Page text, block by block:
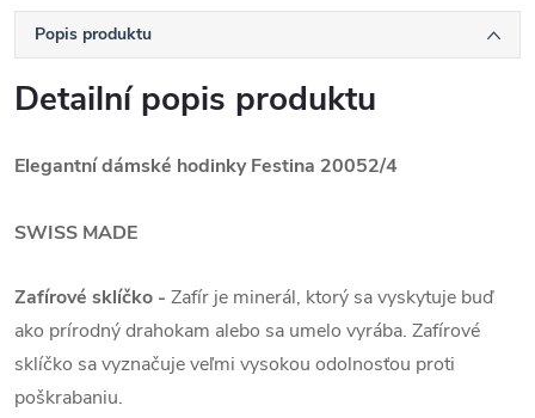
Popis produktu
Detailní popis produktu
Elegantní dámské hodinky Festina 20052/4
SWISS MADE
Zafírové sklíčko - Zafír je minerál, ktorý sa vyskytuje buď
ako prírodný drahokam alebo sa umelo vyrába. Zafírové
sklíčko sa vyznačuje veľmi vysokou odolnosťou proti
poškrabaniu.